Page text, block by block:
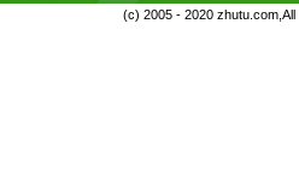
(c) 2005 - 2020